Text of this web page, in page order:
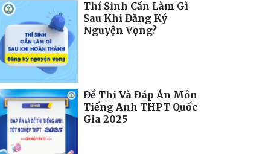
Thí Sinh Cần Làm Gì
Sau Khi Đăng Ký
Nguyện Vọng?
Đề Thi Và Đáp Án Môn
Tiếng Anh THPT Quốc
Gia 2025